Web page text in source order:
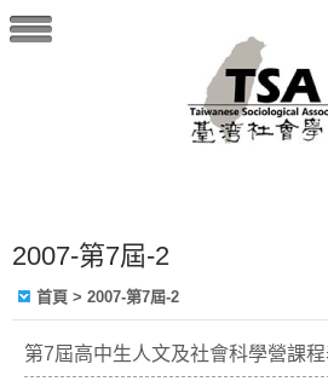
2007-第7屆-2
首頁 > 2007-第7屆-2
第7屆高中生人文及社會科學營課程